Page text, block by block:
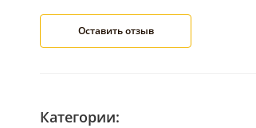
Категории: